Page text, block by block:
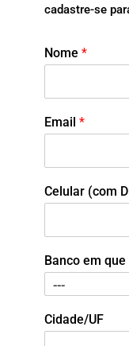
cadastre-se
Nome *
Email *
Celular (com
Banco em
Cidade/UF